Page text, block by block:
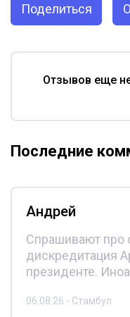
Поделиться
Отзывов еще
Последние
Андрей
Спрашивают про
дискредитация
президенте.
06.08.26 - Стамбул